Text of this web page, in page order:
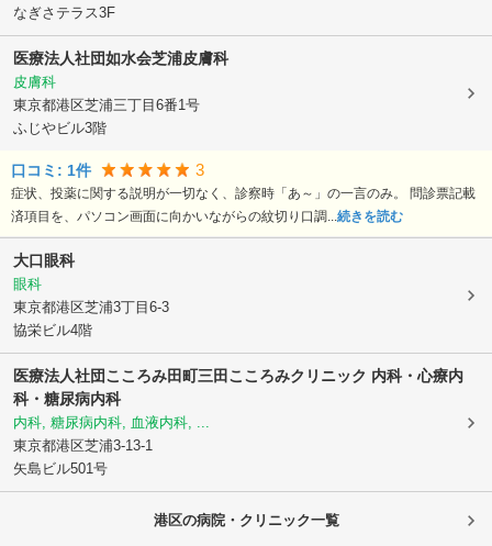
なぎさテラス3F
医療法人社団如水会芝浦皮膚科
皮膚科
東京都港区芝浦三丁目6番1号
ふじやビル3階
口コミ: 1件 3
症状、投薬に関する説明が一切なく、診察時「あ～」の一言のみ。 問診票記載
済項目を、パソコン画面に向かいながらの紋切り口調...続きを読む
大口眼科
眼科
東京都港区芝浦3丁目6-3
協栄ビル4階
医療法人社団こころみ田町三田こころみクリニック 内科・心療内
科・糖尿病内科
内科, 糖尿病内科, 血液内科, ...
東京都港区芝浦3-13-1
矢島ビル501号
港区の病院・クリニック一覧